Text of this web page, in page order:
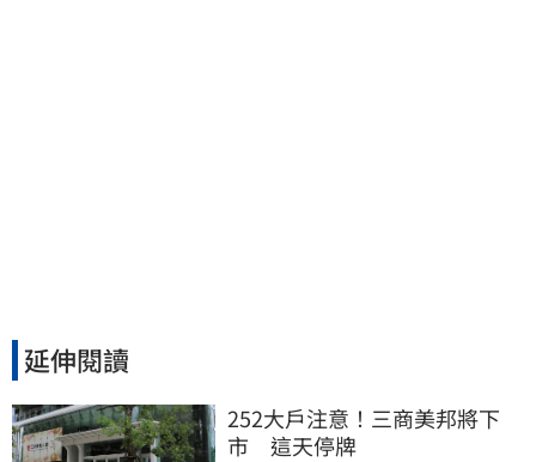
延伸閱讀
252大戶注意！三商美邦將下
市　這天停牌